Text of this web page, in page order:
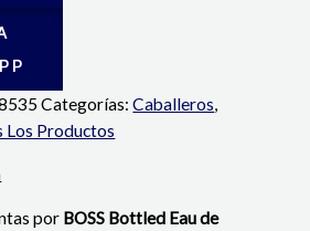
Categorías:Caballeros,
Los Productos
por BOSS Bottled Eau de